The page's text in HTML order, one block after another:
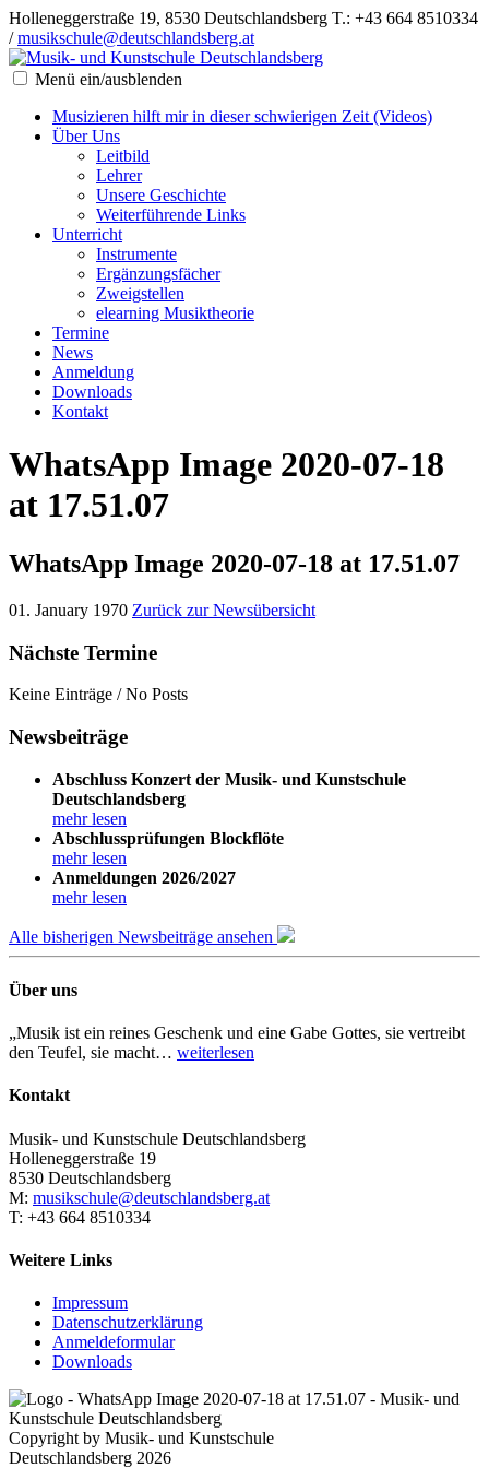
Holleneggerstraße 19, 8530 Deutschlandsberg T.: +43 664 8510334
/musikschule@deutschlandsberg.at
Menü ein/ausblenden
Musizieren hilft mir in dieser schwierigen Zeit (Videos)
Über Uns
Leitbild
Lehrer
Unsere Geschichte
Weiterführende Links
Unterricht
Instrumente
Ergänzungsfächer
Zweigstellen
elearning Musiktheorie
Termine
News
Anmeldung
Downloads
Kontakt
WhatsApp Image 2020-07-18
at 17.51.07
WhatsApp Image 2020-07-18 at 17.51.07
01. January 1970 Zurück zur Newsübersicht
Nächste Termine
Keine Einträge / No Posts
Newsbeiträge
Abschluss Konzert der Musik- und Kunstschule
Deutschlandsberg
mehr lesen
Abschlussprüfungen Blockflöte
mehr lesen
Anmeldungen 2026/2027
mehr lesen
Alle bisherigen Newsbeiträge ansehen
Über uns
„Musik ist ein reines Geschenk und eine Gabe Gottes, sie vertreibt
den Teufel, sie macht… weiterlesen
Kontakt
Musik- und Kunstschule Deutschlandsberg
Holleneggerstraße 19
8530 Deutschlandsberg
M: musikschule@deutschlandsberg.at
T: +43 664 8510334
Weitere Links
Impressum
Datenschutzerklärung
Anmeldeformular
Downloads
Copyright by Musik- und Kunstschule
Deutschlandsberg 2026